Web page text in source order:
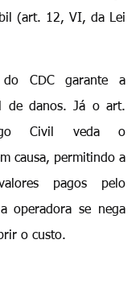
(art. 12, VI, da Lei
CDC garante a
de danos. Já o art.
Civil veda o
causa, permitindo a
pagos pelo
operadora se nega
o custo.